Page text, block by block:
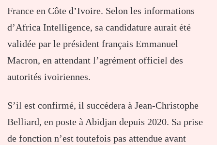
France en Côte d’Ivoire. Selon les informations
d’Africa Intelligence, sa candidature aurait été
validée par le président français Emmanuel
Macron, en attendant l’agrément officiel des
autorités ivoiriennes.
S’il est confirmé, il succédera à Jean-Christophe
Belliard, en poste à Abidjan depuis 2020. Sa prise
de fonction n’est toutefois pas attendue avant